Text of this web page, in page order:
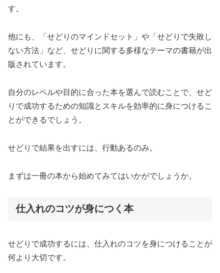
す。
他にも、「せどりのマインドセット」や「せどりで失敗し
ない方法」など、せどりに関する多様なテーマの書籍が出
版されています。
自分のレベルや目的に合った本を選んで読むことで、せど
りで成功するための知識とスキルを効率的に身につけるこ
とができるでしょう。
せどりで結果を出すには、行動あるのみ。
まずは一冊の本から始めてみてはいかがでしょうか。
仕入れのコツが身につく本
せどりで成功するには、仕入れのコツを身につけることが
何より大切です。